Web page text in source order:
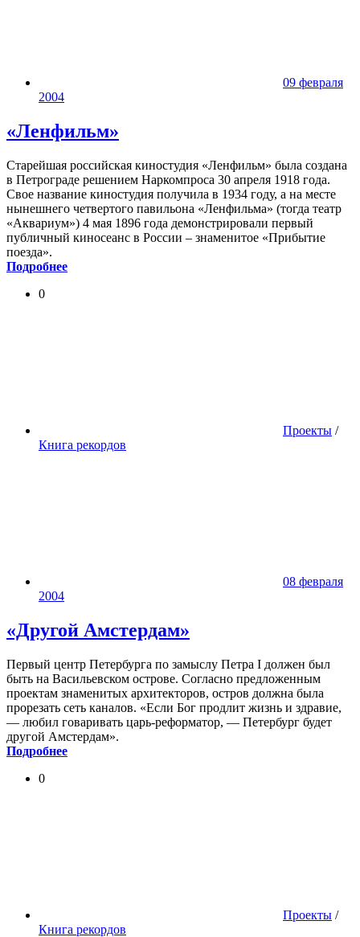
09 февраля
2004
«Ленфильм»
Старейшая российская киностудия «Ленфильм» была создана
в Петрограде решением Наркомпроса 30 апреля 1918 года.
Свое название киностудия получила в 1934 году, а на месте
нынешнего четвертого павильона «Ленфильма» (тогда театр
«Аквариум») 4 мая 1896 года демонстрировали первый
публичный киносеанс в России – знаменитое «Прибытие
поезда».
Подробнее
0
Проекты /
Книга рекордов
08 февраля
2004
«Другой Амстердам»
Первый центр Петербурга по замыслу Петра I должен был
быть на Васильевском острове. Согласно предложенным
проектам знаменитых архитекторов, остров должна была
прорезать сеть каналов. «Если Бог продлит жизнь и здравие,
— любил говаривать царь-реформатор, — Петербург будет
другой Амстердам».
Подробнее
0
Проекты /
Книга рекордов